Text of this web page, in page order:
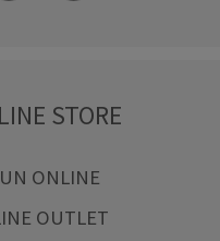
STORE
ONLINE
OUTLET